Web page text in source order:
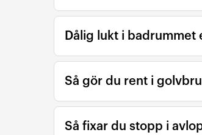
Dålig lukt i badrummet
Så gör du rent i
Så fixar du stopp i